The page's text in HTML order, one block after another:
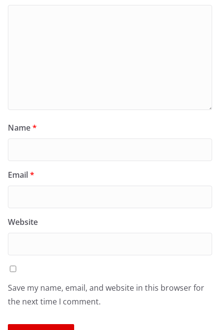
Name*
Email*
Website
Save my name, email, and website in this browser for
the next time I comment.